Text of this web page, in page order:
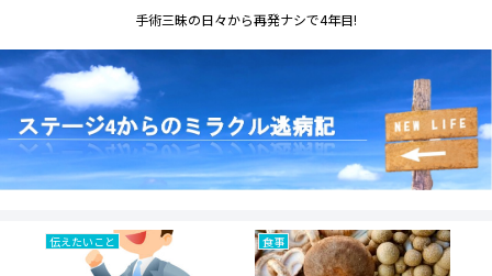
手術三昧の日々から再発ナシで4年目!
伝えたいこと 食事